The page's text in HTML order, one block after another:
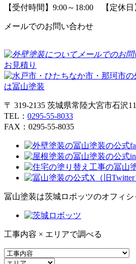
【受付時間】9:00～18:00 【定休日
メールでのお問い合わせ
お見積り
〒 319-2135 茨城県常陸大宮市石沢
TEL： 0295-55-8033
FAX：0295-55-8035
冨山塗装は茨城ロボッツのオフィ
工事内容 × エリアで調べる